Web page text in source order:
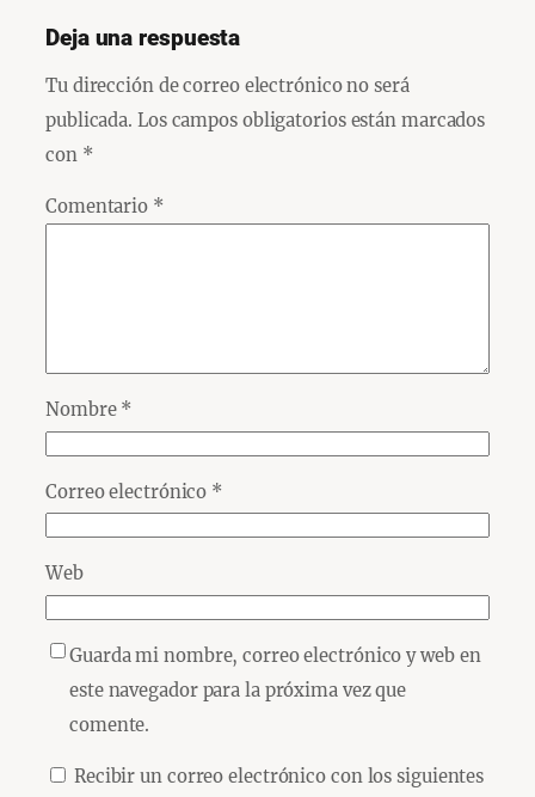
Deja una respuesta
Tu dirección de correo electrónico no será
publicada. Los campos obligatorios están marcados
con *
Comentario *
Nombre *
Correo electrónico *
Web
Guarda mi nombre, correo electrónico y web en
este navegador para la próxima vez que
comente.
Recibir un correo electrónico con los siguientes